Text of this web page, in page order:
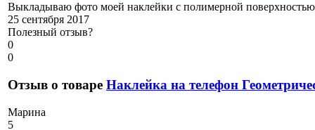
Выкладываю фото моей наклейки с полимерной
25 сентября 2017
Полезный отзыв?
0
0
Отзыв о товаре Наклейка на телефон
Марина
5